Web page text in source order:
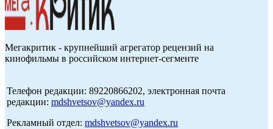
Мегакритик - крупнейший агрегатор рецензий на
кинофильмы в российском интернет-сегменте
Телефон редакции: 89220866202, электронная почта
редакции: mdshvetsov@yandex.ru
Рекламный отдел: mdshvetsov@yandex.ru